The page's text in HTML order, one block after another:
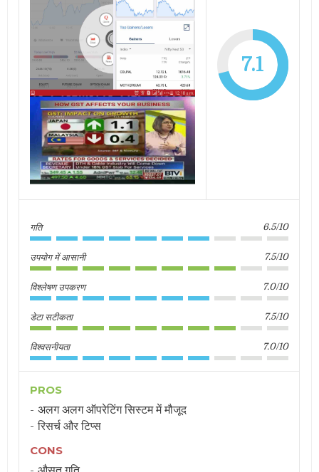
7.1
गति 6.5/10
उपयोग में आसानी 7.5/10
विश्लेषण उपकरण 7.0/10
डेटा सटीकता 7.5/10
विश्वसनीयता 7.0/10
PROS
अलग अलग ऑपरेटिंग सिस्टम में मौजूद
रिसर्च और टिप्स
CONS